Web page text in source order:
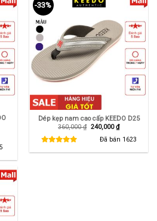
-33%
Dép kẹp nam cao cấp KEEDO D25
360,000₫ Giá
240,000₫Giá
hiện
tại
Đã bán 1623